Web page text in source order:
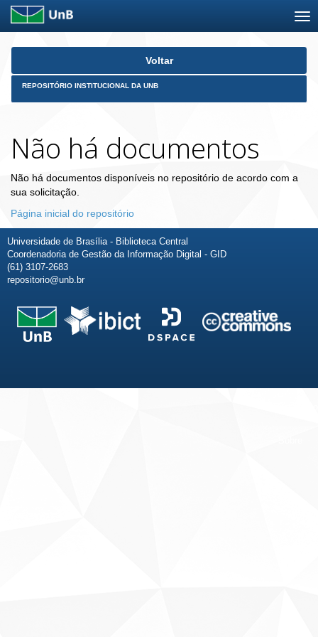
Skip
Voltar
REPOSITÓRIO INSTITUCIONAL DA UNB
Não há documentos
Não há documentos disponíveis no repositório de acordo com a
sua solicitação.
Página inicial do repositório
Universidade de Brasília - Biblioteca Central
Coordenadoria de Gestão da Informação Digital - GID
(61) 3107-2683
repositorio@unb.br